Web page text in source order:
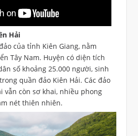
Hải
của tỉnh Kiên Giang, nằm
Tây Nam. Huyện có diện tích
số khoảng 25.000 người, sinh
quần đảo Kiên Hải. Các đảo
vẫn còn sơ khai, nhiều phong
nét thiên nhiên.